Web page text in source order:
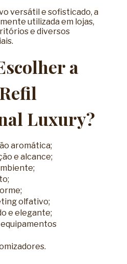
versátil e sofisticado, a
utilizada em lojas,
e diversos
a
Luxury?
aromática;
e alcance;
olfativo;
e elegante;